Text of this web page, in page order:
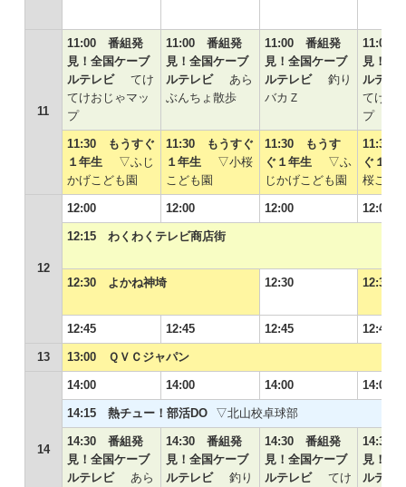
11
11:00 番組発
見！全国ケーブ
ルテレビ
てけ
てけおじゃマッ
プ
11:00 番組発
見！全国ケーブ
ルテレビ
あら
ぶんちょ散歩
11:00 番組発
見！全国ケーブ
ルテレビ
釣り
バカＺ
11:00
見！全
ルテ
てけお
プ
11:30 もうすぐ
１年生
▽ふじ
かげこども園
11:30 もうすぐ
１年生
▽小桜
こども園
11:30 もうす
ぐ１年生
▽ふ
じかげこども園
11:30
ぐ１
桜こど
12
12:00 12:00 12:00 12:00
12:15 わくわくテレビ商店街
12:30 よかね神埼 12:30 12:30
12:45 12:45 12:45 12:45
13 13:00 ＱＶＣジャパン
14
14:00 14:00 14:00 14:00
14:15 熱チュー！部活DO ▽北山校卓球部
14:30 番組発
見！全国ケーブ
ルテレビ
あら
14:30 番組発
見！全国ケーブ
ルテレビ
釣り
14:30 番組発
見！全国ケーブ
ルテレビ
てけ
14:30
見！全
ルテ